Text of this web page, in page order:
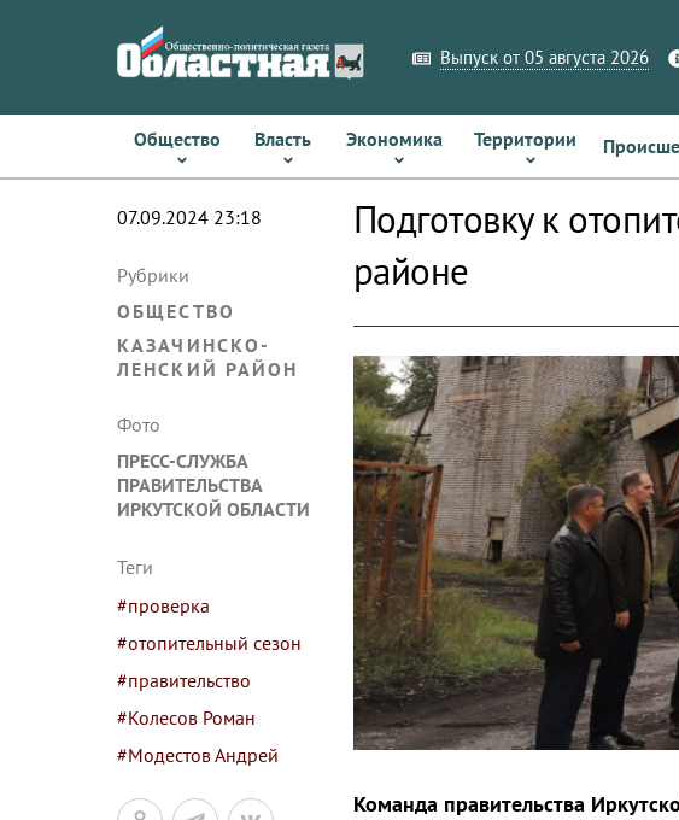
Выпуск от 05 августа 2026
Общество Власть Экономика Территории
07.09.2024 23:18
Рубрики
ОБЩЕСТВО
КАЗАЧИНСКО-
ЛЕНСКИЙ РАЙОН
Фото
ПРЕСС-СЛУЖБА
ПРАВИТЕЛЬСТВА
ИРКУТСКОЙ ОБЛАСТИ
Теги
#проверка
#отопительный сезон
#правительство
#Колесов Роман
#Модестов Андрей
Подготовку к
районе
Команда правительства